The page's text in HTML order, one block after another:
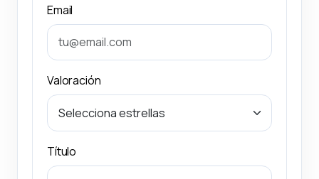
Email
Valoración
Título